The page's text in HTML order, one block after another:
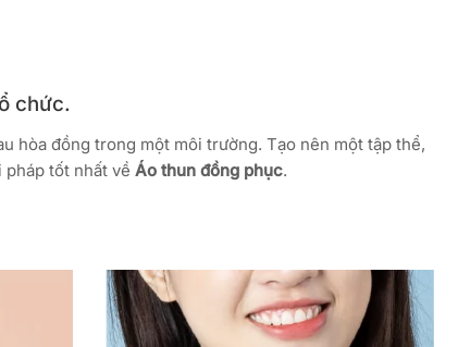
chức.
hòa đồng trong một môi trường. Tạo nên một tập thể,
pháp tốt nhất về Áo thun đồng phục.